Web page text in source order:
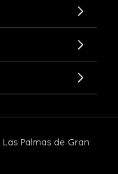
Palmas de Gran